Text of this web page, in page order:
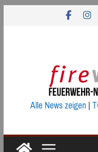
Alle News zeigen|